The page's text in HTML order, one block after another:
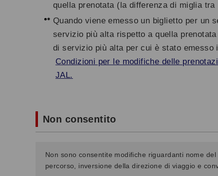
quella prenotata (la differenza di miglia
Quando viene emesso un biglietto per un
servizio più alta rispetto a quella
di servizio più alta per cui è stato emesso
Condizioni per le modifiche delle
JAL.
Non consentito
Non sono consentite modifiche riguardanti nome
percorso, inversione della direzione di viaggio e